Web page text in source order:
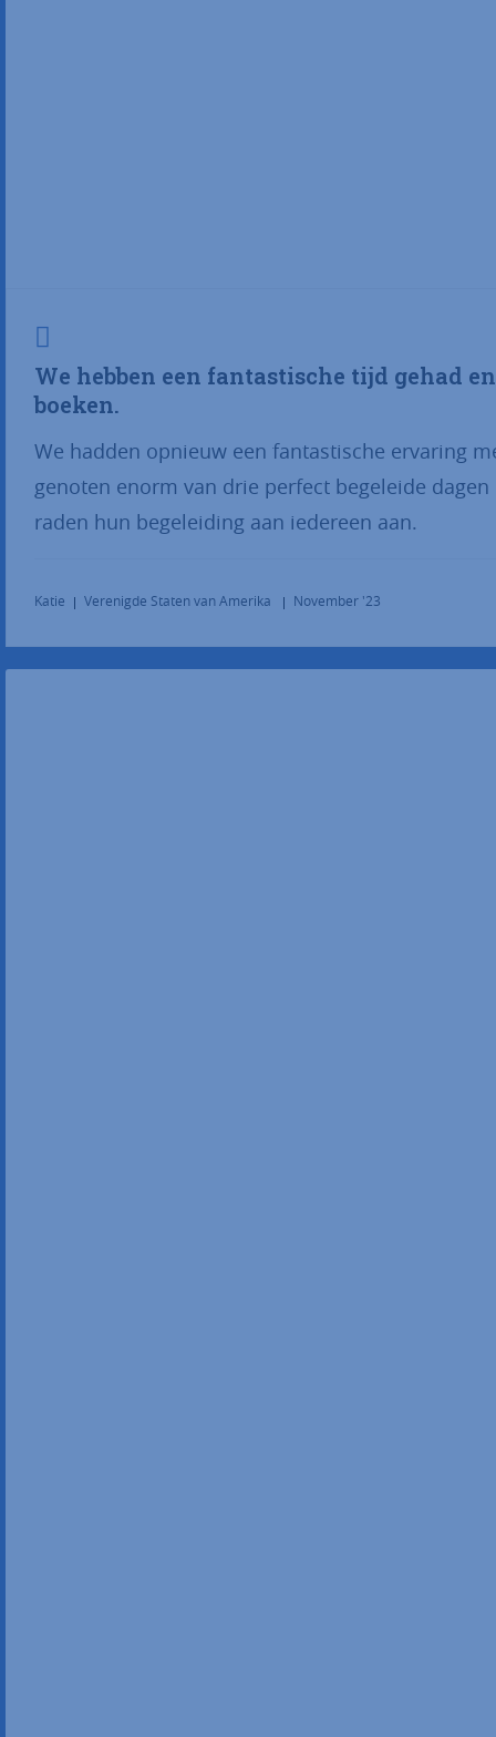
We hebben een fantastische tijd gehad
boeken.
We hadden opnieuw een fantastische ervaring
genoten enorm van drie perfect begeleide
raden hun begeleiding aan iedereen aan.
Katie Verenigde Staten van Amerika November '23